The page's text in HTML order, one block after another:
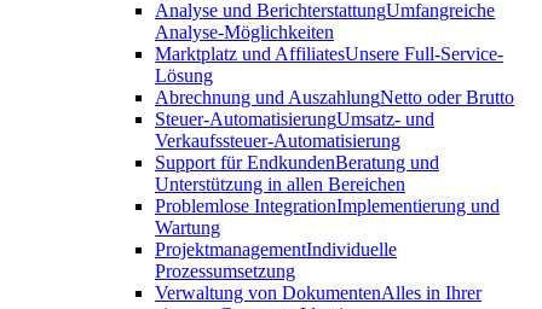
Analyse und BerichterstattungUmfangreiche
Analyse-Möglichkeiten
Marktplatz und AffiliatesUnsere Full-Service-
Lösung
Abrechnung und AuszahlungNetto oder Brutto
Steuer-AutomatisierungUmsatz- und
Verkaufssteuer-Automatisierung
Support für EndkundenBeratung und
Unterstützung in allen Bereichen
Problemlose IntegrationImplementierung und
Wartung
ProjektmanagementIndividuelle
Prozessumsetzung
Verwaltung von DokumentenAlles in Ihrer